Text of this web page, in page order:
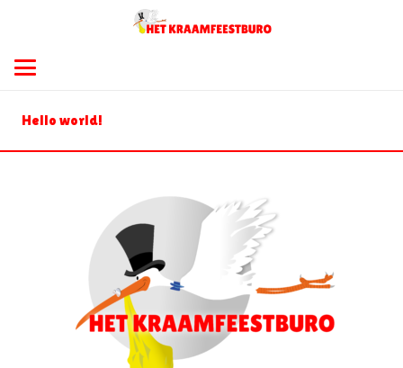
Hello world!